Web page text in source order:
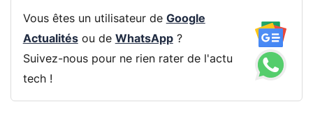
Vous êtes un utilisateur de Google
Actualitésou de WhatsApp?
Suivez-nous pour ne rien rater de l'actu
tech !